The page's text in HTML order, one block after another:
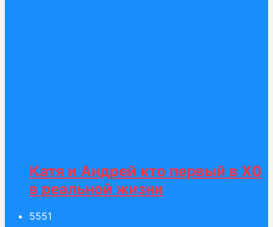
Катя и Андрей кто первый в Х0
в реальной жизни
5551